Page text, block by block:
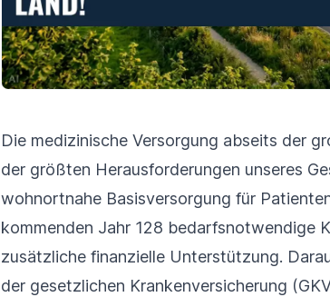
Die medizinische Versorgung abseits der
der größten Herausforderungen unseres
wohnortnahe Basisversorgung für
kommenden Jahr 128 bedarfsnotwendige
zusätzliche finanzielle Unterstützung.
der gesetzlichen Krankenversicherung